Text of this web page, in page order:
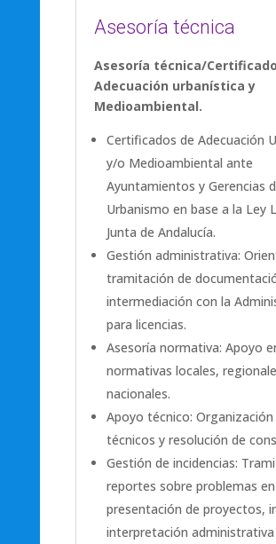
Asesoría técnica
Asesoría técnica/
Adecuación urbanística y
Medioambiental.
Certificados de Adecuación
y/o Medioambiental ante
Ayuntamientos y Gerencias
Urbanismo en base a la Ley
Junta de Andalucía.
Gestión administrativa:
tramitación de
intermediación con la
para licencias.
Asesoría normativa: Apoyo
normativas locales,
nacionales.
Apoyo técnico: Organización
técnicos y resolución de
Gestión de incidencias:
reportes sobre problemas
presentación de proyectos,
interpretación